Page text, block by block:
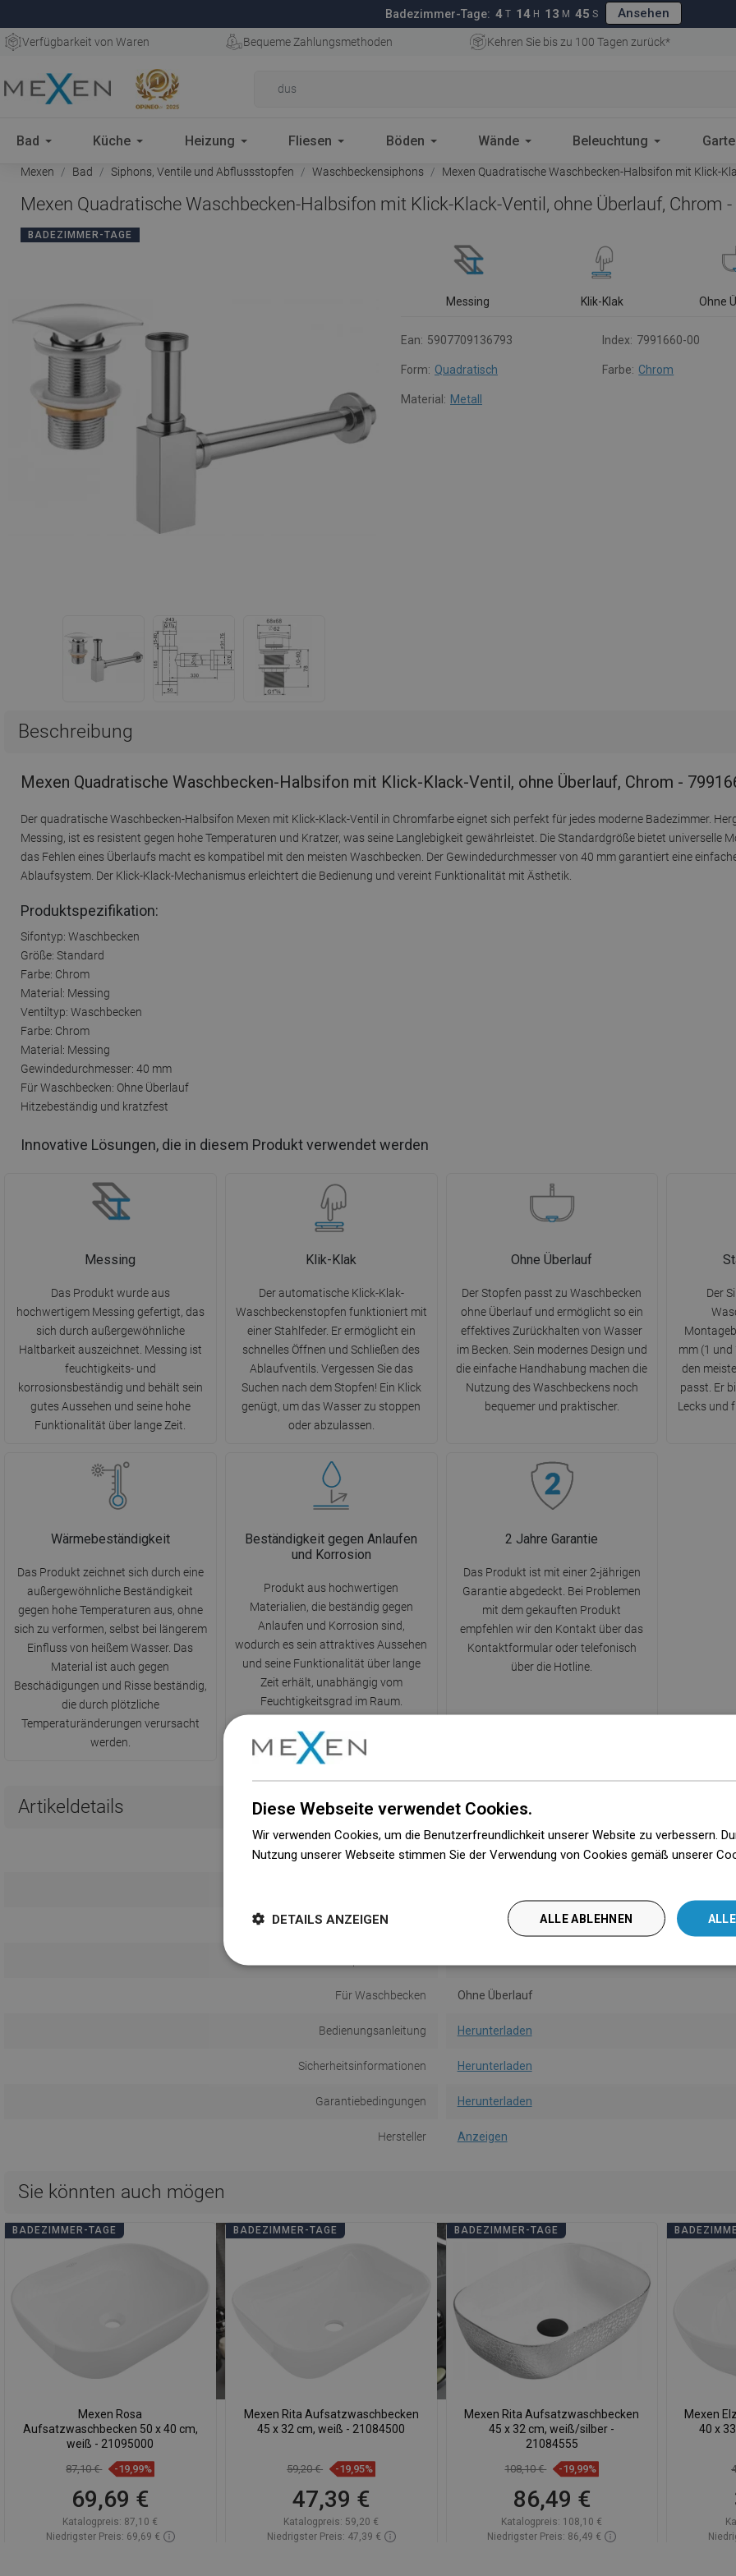
Badezimmer-Tage: 4 T 14 H 13 M 44 S Ansehen
Verfügbarkeit von Waren Bequeme Zahlungsmethoden Kehren Sie bis zu 100 Tagen zurück*
Bad Küche Heizung Fliesen Böden Wände Beleuchtung
Mexen Bad Siphons, Ventile und Abflussstopfen Waschbeckensiphons Mexen Quadratische Waschbecken-Halbsifon mit Klick-
Mexen Quadratische Waschbecken-Halbsifon mit Klick-Klack-Ventil, ohne Überlauf, Chrom
BADEZIMMER-TAGE
Messing Klik-Klak Ohne
Ean: 5907709136793 Index: 7991660-00
Form: Quadratisch Farbe: Chrom
Material: Metall
Beschreibung
Mexen Quadratische Waschbecken-Halbsifon mit Klick-Klack-Ventil, ohne Überlauf, Chrom -
Der quadratische Waschbecken-Halbsifon Mexen mit Klick-Klack-Ventil in Chromfarbe eignet sich perfekt für jedes moderne Badezimmer.
Messing, ist es resistent gegen hohe Temperaturen und Kratzer, was seine Langlebigkeit gewährleistet. Die Standardgröße bietet universelle
das Fehlen eines Überlaufs macht es kompatibel mit den meisten Waschbecken. Der Gewindedurchmesser von 40 mm garantiert eine
Ablaufsystem. Der Klick-Klack-Mechanismus erleichtert die Bedienung und vereint Funktionalität mit Ästhetik.
Produktspezifikation:
Sifontyp: Waschbecken
Größe: Standard
Farbe: Chrom
Material: Messing
Ventiltyp: Waschbecken
Farbe: Chrom
Material: Messing
Gewindedurchmesser: 40 mm
Für Waschbecken: Ohne Überlauf
Hitzebeständig und kratzfest
Innovative Lösungen, die in diesem Produkt verwendet werden
Messing
Das Produkt wurde aus
hochwertigem Messing gefertigt, das
sich durch außergewöhnliche
Haltbarkeit auszeichnet. Messing ist
feuchtigkeits- und
korrosionsbeständig und behält sein
gutes Aussehen und seine hohe
Funktionalität über lange Zeit.
Klik-Klak
Der automatische Klick-Klak-
Waschbeckenstopfen funktioniert mit
einer Stahlfeder. Er ermöglicht ein
schnelles Öffnen und Schließen des
Ablaufventils. Vergessen Sie das
Suchen nach dem Stopfen! Ein Klick
genügt, um das Wasser zu stoppen
oder abzulassen.
Ohne Überlauf
Der Stopfen passt zu Waschbecken
ohne Überlauf und ermöglicht so ein
effektives Zurückhalten von Wasser
im Becken. Sein modernes Design und
die einfache Handhabung machen die
Nutzung des Waschbeckens noch
bequemer und praktischer.
Der
mm (1 und
den
passt. Er
Lecks und
Wärmebeständigkeit
Das Produkt zeichnet sich durch eine
außergewöhnliche Beständigkeit
gegen hohe Temperaturen aus, ohne
sich zu verformen, selbst bei längerem
Einfluss von heißem Wasser. Das
Material ist auch gegen
Beschädigungen und Risse beständig,
die durch plötzliche
Temperaturänderungen verursacht
werden.
Beständigkeit gegen Anlaufen
und Korrosion
Produkt aus hochwertigen
Materialien, die beständig gegen
Anlaufen und Korrosion sind,
wodurch es sein attraktives Aussehen
und seine Funktionalität über lange
Zeit erhält, unabhängig vom
Feuchtigkeitsgrad im Raum.
2 Jahre Garantie
Das Produkt ist mit einer 2-jährigen
Garantie abgedeckt. Bei Problemen
mit dem gekauften Produkt
empfehlen wir den Kontakt über das
Kontaktformular oder telefonisch
über die Hotline.
Artikeldetails
Farbe Chrom
Quadratisch
Für Waschbecken Ohne Überlauf
Bedienungsanleitung Herunterladen
Sicherheitsinformationen Herunterladen
Garantiebedingungen Herunterladen
Hersteller Anzeigen
Sie könnten auch mögen
BADEZIMMER-TAGE
Mexen Rosa
Aufsatzwaschbecken 50 x 40 cm,
weiß - 21095000
87,10 € -19,99%
69,69 €
Katalogpreis: 87,10 €
Niedrigster Preis: 69,69 €
BADEZIMMER-TAGE
Mexen Rita Aufsatzwaschbecken
45 x 32 cm, weiß - 21084500
59,20 € -19,95%
47,39 €
Katalogpreis: 59,20 €
Niedrigster Preis: 47,39 €
BADEZIMMER-TAGE
Mexen Rita Aufsatzwaschbecken
45 x 32 cm, weiß/silber -
21084555
108,10 € -19,99%
86,49 €
Katalogpreis: 108,10 €
Niedrigster Preis: 86,49 €
Mexen
40 x
Diese Webseite verwendet Cookies.
Wir verwenden Cookies, um die Benutzerfreundlichkeit unserer Website zu verbessern.
Nutzung unserer Webseite stimmen Sie der Verwendung von Cookies gemäß unserer
ALLE ABLEHNEN
DETAILS ANZEIGEN